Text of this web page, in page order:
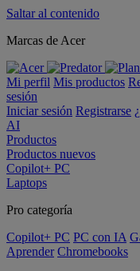
Saltar al contenido
Marcas de Acer
Mi perfil Mis productos
sesión
Iniciar sesión Registrarse
AI
Productos
Productos nuevos
Copilot+ PC
Laptops
Pro categoría
Copilot+ PC PC con IA
Aprender Chromebooks